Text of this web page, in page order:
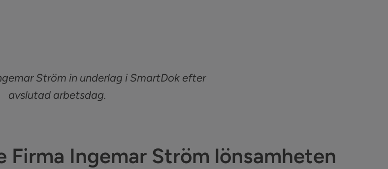
Ström in underlag i SmartDok efter
avslutad arbetsdag.
Firma Ingemar Ström lönsamheten